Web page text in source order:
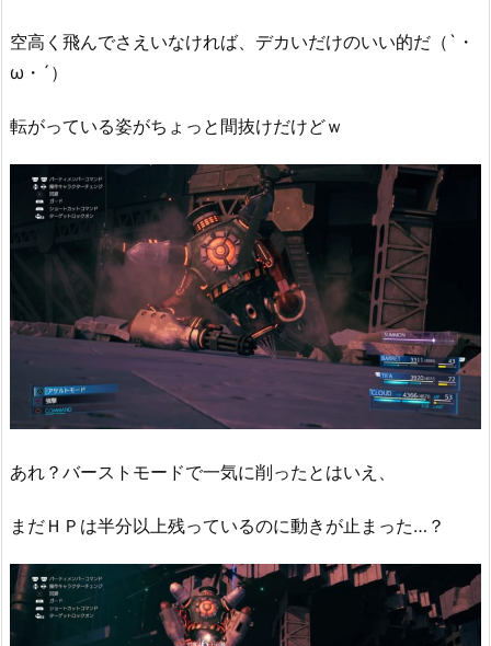
空高く飛んでさえいなければ、デカいだけのいい的だ（`・
ω・´）
転がっている姿がちょっと間抜けだけどｗ
あれ？バーストモードで一気に削ったとはいえ、
まだＨＰは半分以上残っているのに動きが止まった…？